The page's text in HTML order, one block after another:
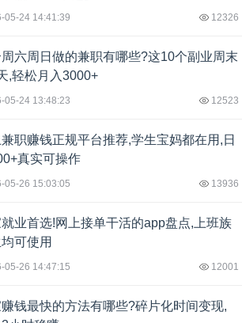
05-24 14:41:39 12326
六周日做的兼职有哪些?这10个副业周末
,轻松月入3000+
05-24 13:48:23 12523
兼职赚钱正规平台推荐,学生宝妈都在用,日
真实可操作
05-26 15:03:05 13936
就业首选!网上接单干活的app盘点,上班族
可使用
05-26 14:47:15 12001
钱最快的方法有哪些?碎片化时间变现,